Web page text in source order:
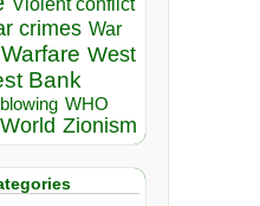
Violent conflict
crimes War
Warfare West
Bank
WHO
World Zionism